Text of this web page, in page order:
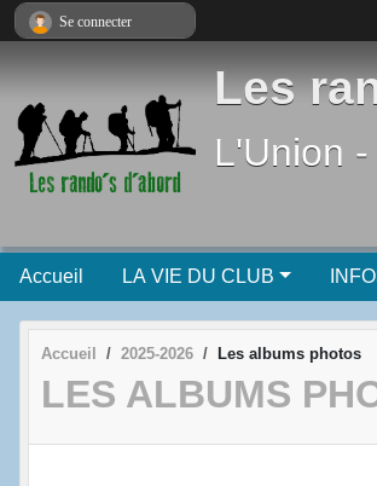
Les
L'Union
Accueil LA VIE DU CLUB
Accueil 2025-2026 Les albums photos
LES ALBUMS
Se connecter
Panneau de gestion des cookies